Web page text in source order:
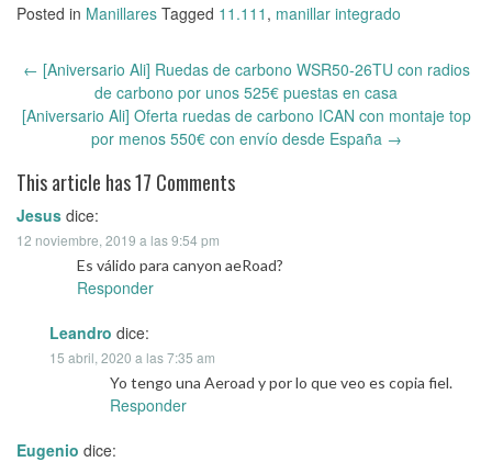
Posted in Manillares Tagged 11.111 , manillar integrado
navigation
← [Aniversario Ali] Ruedas de carbono WSR50-26TU con radios
de carbono por unos 525€ puestas en casa
[Aniversario Ali] Oferta ruedas de carbono ICAN con montaje top
por menos 550€ con envío desde España →
This article has 17 Comments
Jesus dice:
12 noviembre, 2019 a las 9:54 pm
Es válido para canyon aeRoad?
Responder
Leandro dice:
15 abril, 2020 a las 7:35 am
Yo tengo una Aeroad y por lo que veo es copia fiel.
Responder
Eugenio dice: